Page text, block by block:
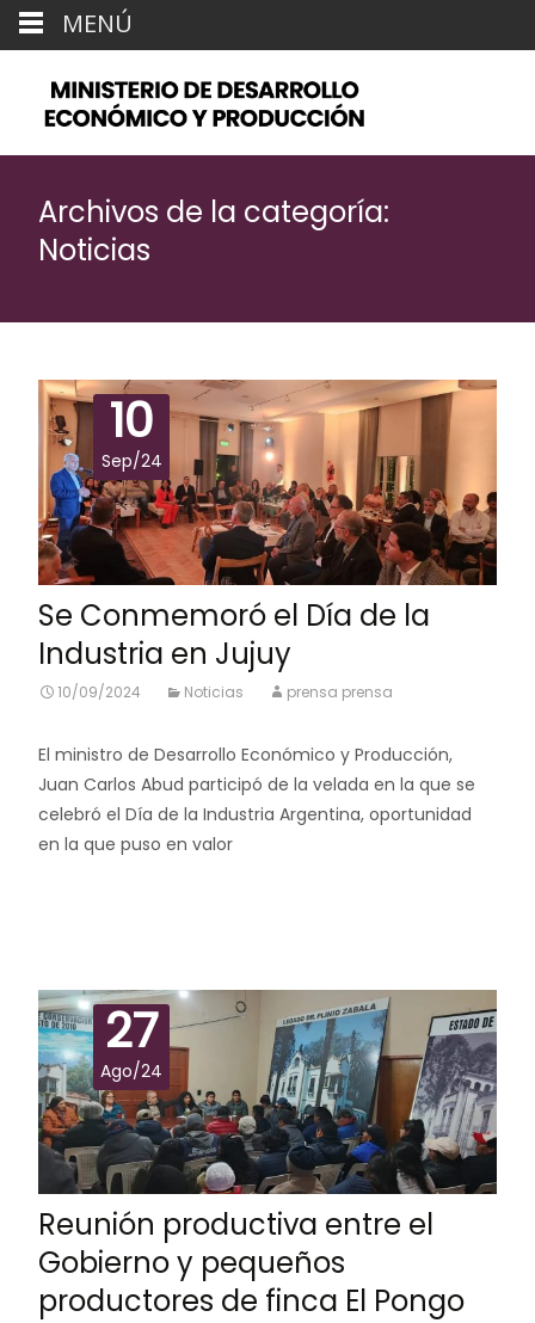
Archivos de la categoría:
Noticias
10
Sep/24
Se Conmemoró el Día de la
Industria en Jujuy
10/09/2024 Noticias prensa prensa
El ministro de Desarrollo Económico y Producción,
Juan Carlos Abud participó de la velada en la que se
celebró el Día de la Industria Argentina, oportunidad
en la que puso en valor
27
Ago/24
Reunión productiva entre el
Gobierno y pequeños
productores de finca El Pongo
MENÚ